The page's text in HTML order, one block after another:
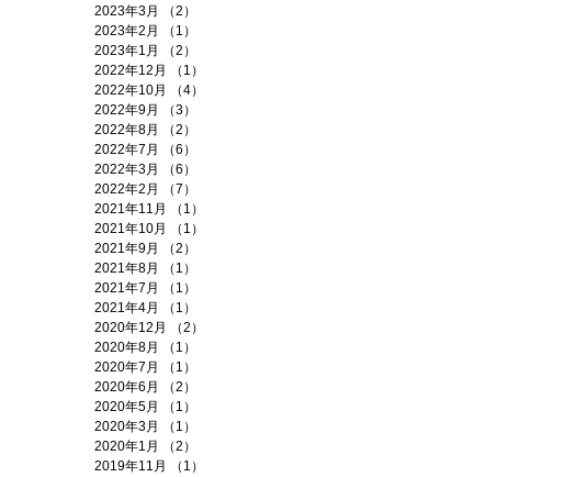
2023年3月
（2）
2023年2月
（1）
2023年1月
（2）
2022年12月
（1）
2022年10月
（4）
2022年9月
（3）
2022年8月
（2）
2022年7月
（6）
2022年3月
（6）
2022年2月
（7）
2021年11月
（1）
2021年10月
（1）
2021年9月
（2）
2021年8月
（1）
2021年7月
（1）
2021年4月
（1）
2020年12月
（2）
2020年8月
（1）
2020年7月
（1）
2020年6月
（2）
2020年5月
（1）
2020年3月
（1）
2020年1月
（2）
2019年11月
（1）